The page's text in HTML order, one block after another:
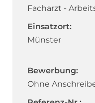
Facharzt -
Einsatzort:
Münster
Bewerbung:
Ohne